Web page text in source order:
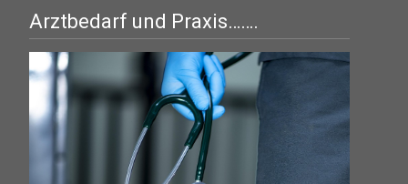
Arztbedarf und Praxis…….